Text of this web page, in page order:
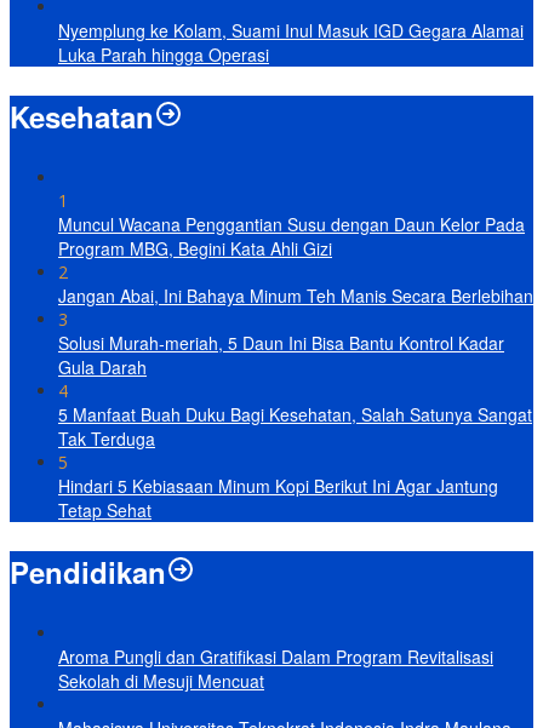
Nyemplung ke Kolam, Suami Inul Masuk IGD Gegara Alamai
Luka Parah hingga Operasi
Kesehatan
1
Muncul Wacana Penggantian Susu dengan Daun Kelor Pada
Program MBG, Begini Kata Ahli Gizi
2
Jangan Abai, Ini Bahaya Minum Teh Manis Secara Berlebihan
3
Solusi Murah-meriah, 5 Daun Ini Bisa Bantu Kontrol Kadar
Gula Darah
4
5 Manfaat Buah Duku Bagi Kesehatan, Salah Satunya Sangat
Tak Terduga
5
Hindari 5 Kebiasaan Minum Kopi Berikut Ini Agar Jantung
Tetap Sehat
Pendidikan
Aroma Pungli dan Gratifikasi Dalam Program Revitalisasi
Sekolah di Mesuji Mencuat